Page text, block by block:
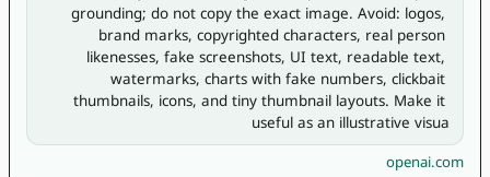
grounding; do not copy the exact image. Avoid: logos,
brand marks, copyrighted characters, real person
likenesses, fake screenshots, UI text, readable text,
watermarks, charts with fake numbers, clickbait
thumbnails, icons, and tiny thumbnail layouts. Make it
useful as an illustrative visua
openai.com